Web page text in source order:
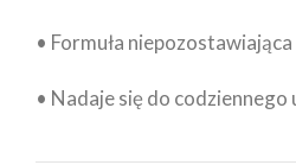
• Formuła
• Nadaje się do codziennego